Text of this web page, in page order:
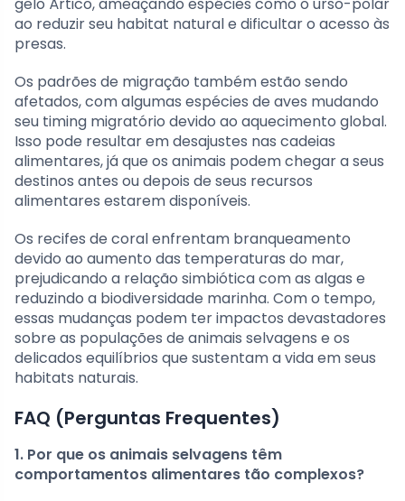
gelo Ártico, ameaçando espécies como o urso-polar
ao reduzir seu habitat natural e dificultar o acesso às
presas.
Os padrões de migração também estão sendo
afetados, com algumas espécies de aves mudando
seu timing migratório devido ao aquecimento global.
Isso pode resultar em desajustes nas cadeias
alimentares, já que os animais podem chegar a seus
destinos antes ou depois de seus recursos
alimentares estarem disponíveis.
Os recifes de coral enfrentam branqueamento
devido ao aumento das temperaturas do mar,
prejudicando a relação simbiótica com as algas e
reduzindo a biodiversidade marinha. Com o tempo,
essas mudanças podem ter impactos devastadores
sobre as populações de animais selvagens e os
delicados equilíbrios que sustentam a vida em seus
habitats naturais.
FAQ (Perguntas Frequentes)
1. Por que os animais selvagens têm
comportamentos alimentares tão complexos?